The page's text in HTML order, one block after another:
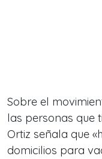
Sobre el
las personas que
Ortiz señala que
domicilios para